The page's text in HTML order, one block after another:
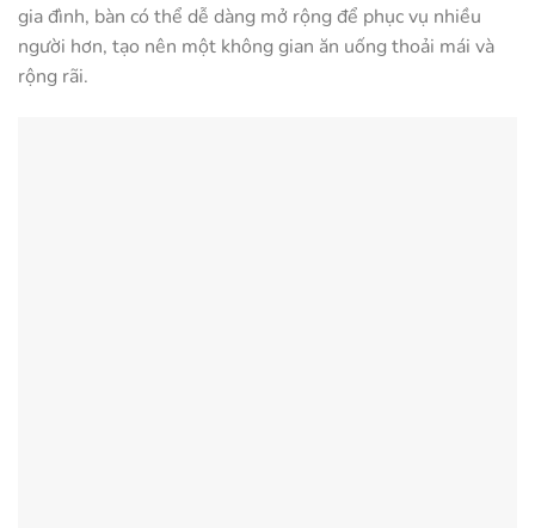
gia đình, bàn có thể dễ dàng mở rộng để phục vụ nhiều
người hơn, tạo nên một không gian ăn uống thoải mái và
rộng rãi.